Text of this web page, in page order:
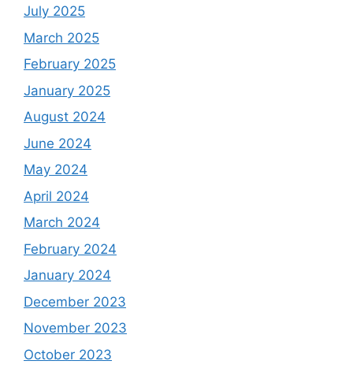
July 2025
March 2025
February 2025
January 2025
August 2024
June 2024
May 2024
April 2024
March 2024
February 2024
January 2024
December 2023
November 2023
October 2023